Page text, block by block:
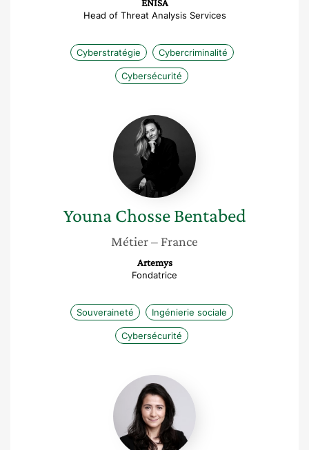
ENISA
Head of Threat Analysis Services
Cyberstratégie Cybercriminalité
Cybersécurité
Youna
Chosse
Bentabed
Youna Chosse Bentabed
Métier– France
Artemys
Fondatrice
Souveraineté Ingénierie sociale
Cybersécurité
Sabrina
Szkolnik